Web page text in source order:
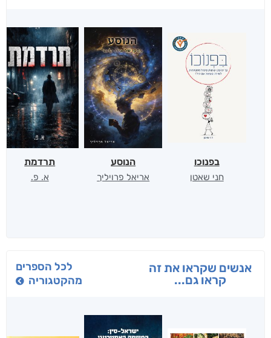
בפנוכו
חני שאטן
הנוסע
אריאל פרויליך
תרדמת
א. פ.
אנשים שקראו את זה
קראו גם...
לכל הספרים
מהקטגוריה